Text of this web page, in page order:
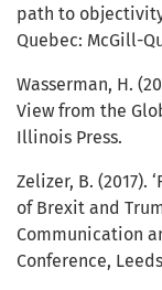
path to
Quebec: McGill-
Wasserman, H.
View from the
Illinois Press.
Zelizer, B. (2017).
of Brexit and
Communication
Conference,